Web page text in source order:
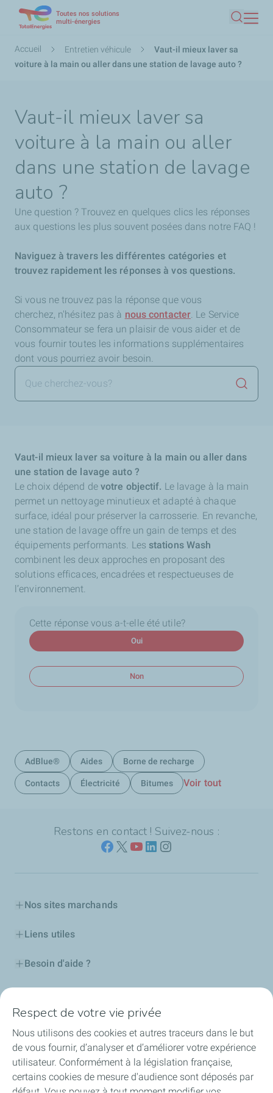
contenu
principal
Toutes nos solutions
multi-énergies
Fil
d'Ariane
Accueil Entretien véhicule
Vaut-il mieux laver sa
voiture à la main ou aller dans une station de lavage auto ?
Vaut-il mieux laver sa
voiture à la main ou aller
dans une station de lavage
auto ?
Une question ? Trouvez en quelques clics les réponses
aux questions les plus souvent posées dans notre FAQ !
Naviguez à travers les différentes catégories et
trouvez rapidement les réponses à vos questions.
Si vous ne trouvez pas la réponse que vous
cherchez, n'hésitez pas à nous contacter. Le Service
Consommateur se fera un plaisir de vous aider et de
vous fournir toutes les informations supplémentaires
dont vous pourriez avoir besoin.
Vaut-il mieux laver sa voiture à la main ou aller dans
une station de lavage auto ?
Le choix dépend de votre objectif. Le lavage à la main
permet un nettoyage minutieux et adapté à chaque
surface, idéal pour préserver la carrosserie. En revanche,
une station de lavage offre un gain de temps et des
équipements performants. Les stations Wash
combinent les deux approches en proposant des
solutions efficaces, encadrées et respectueuses de
l’environnement.
Cette réponse vous a-t-elle été utile?
Oui
Non
AdBlue® Aides Borne de recharge
Contacts Électricité Bitumes Voir tout
Restons en contact ! Suivez-nous :
Nos sites marchands
Liens utiles
Besoin d'aide ?
Certificats d'économies d'énergie
Nos partenaires
Collaborer avec TotalEnergies
Respect de votre vie privée
Nous utilisons des cookies et autres traceurs dans le but
de vous fournir, d’analyser et d’améliorer votre expérience
utilisateur. Conformément à la législation française,
certains cookies de mesure d'audience sont déposés par